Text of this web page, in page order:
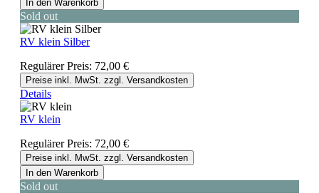
In den Warenkorb
Sold out
RV klein Silber
Regulärer Preis: 72,00 €
Preise inkl. MwSt. zzgl. Versandkosten
Details
RV klein
Regulärer Preis: 72,00 €
Preise inkl. MwSt. zzgl. Versandkosten
In den Warenkorb
Sold out